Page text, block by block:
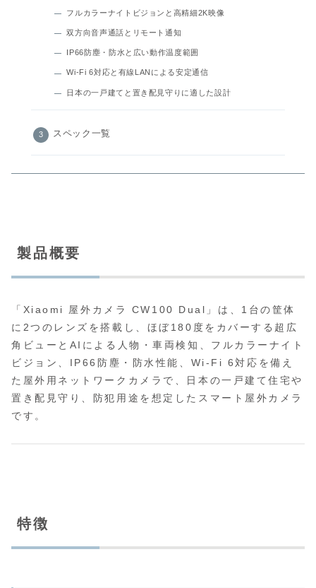
フルカラーナイトビジョンと高精細2K映像
双方向音声通話とリモート通知
IP66防塵・防水と広い動作温度範囲
Wi‑Fi 6対応と有線LANによる安定通信
日本の一戸建てと置き配見守りに適した設計
スペック一覧
製品概要
「Xiaomi 屋外カメラ CW100 Dual」は、1台の筐体
に2つのレンズを搭載し、ほぼ180度をカバーする超広
角ビューとAIによる人物・車両検知、フルカラーナイト
ビジョン、IP66防塵・防水性能、Wi‑Fi 6対応を備え
た屋外用ネットワークカメラで、日本の一戸建て住宅や
置き配見守り、防犯用途を想定したスマート屋外カメラ
です。
特徴